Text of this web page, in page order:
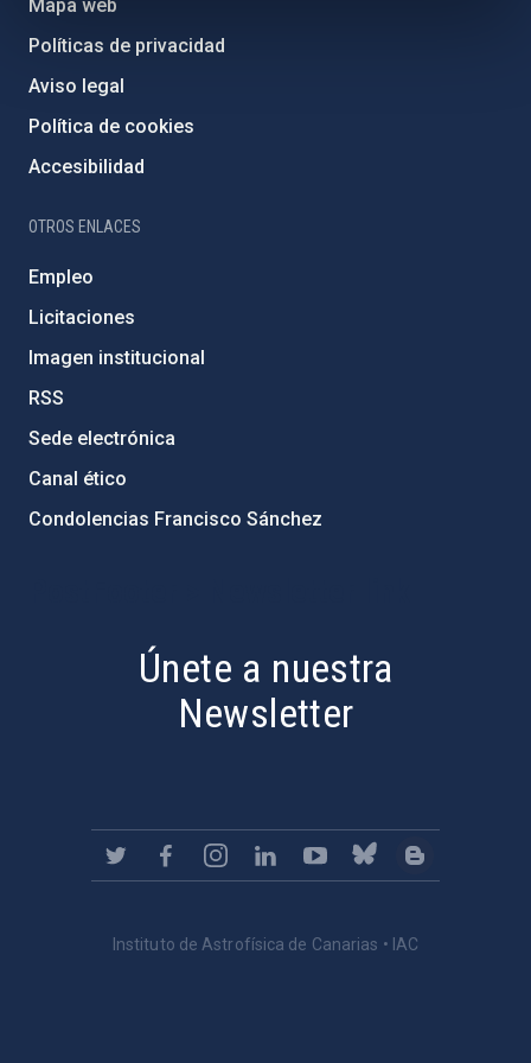
Mapa web
Políticas de privacidad
Aviso legal
Política de cookies
Accesibilidad
OTROS ENLACES
Empleo
Licitaciones
Imagen institucional
RSS
Sede electrónica
Canal ético
Condolencias Francisco Sánchez
Únete a nuestra
Newsletter
Instituto de Astrofísica de Canarias • IAC